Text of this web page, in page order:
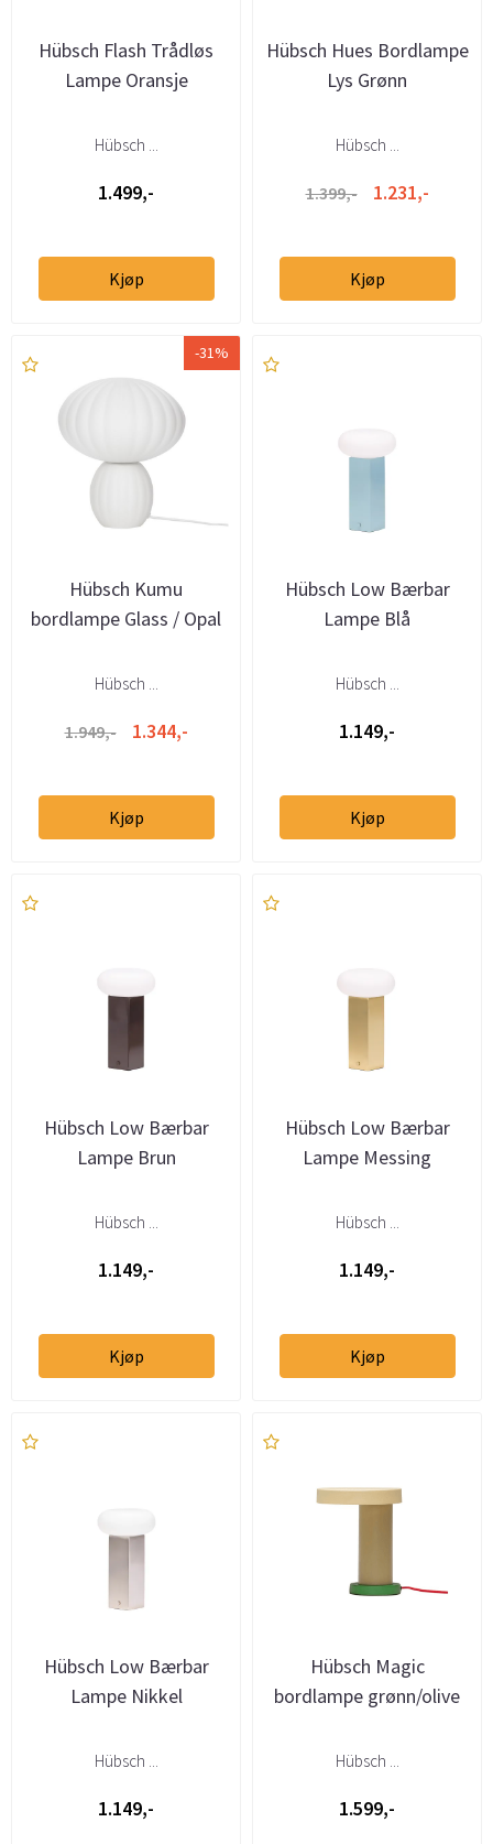
Hübsch Flash Trådløs
Lampe Oransje
Hübsch ...
1.499,-
Kjøp
Hübsch Hues Bordlampe
Lys Grønn
Hübsch ...
1.399,- 1.231,-
Kjøp
-31%
Hübsch Kumu
bordlampe Glass / Opal
Hübsch ...
1.949,- 1.344,-
Kjøp
Hübsch Low Bærbar
Lampe Blå
Hübsch ...
1.149,-
Kjøp
Hübsch Low Bærbar
Lampe Brun
Hübsch ...
1.149,-
Kjøp
Hübsch Low Bærbar
Lampe Messing
Hübsch ...
1.149,-
Kjøp
Hübsch Low Bærbar
Lampe Nikkel
Hübsch ...
1.149,-
Hübsch Magic
bordlampe grønn/olive
Hübsch ...
1.599,-